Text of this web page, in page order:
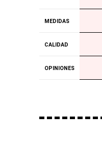
MEDIDAS
CALIDAD
OPINIONES